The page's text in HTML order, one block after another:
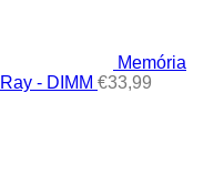
Memória
- DIMM €33,99